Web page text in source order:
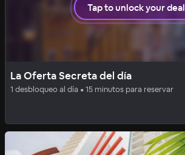
Tap to unlock your deal
La Oferta Secreta del día
1 desbloqueo al día • 15 minutos para reservar